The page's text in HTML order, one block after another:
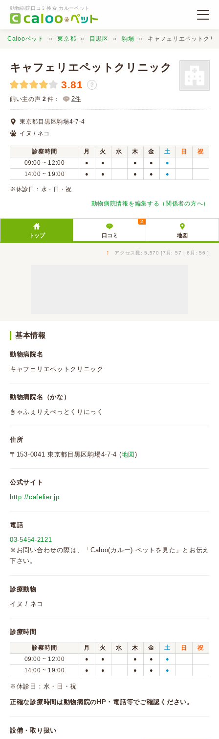
動物病院口コミ検索 カルーペット
動物病院検索
口コミ検索
Calooペットとは？
口コミ投稿
Calooペット 東京都 目黒区 駒場 キャフェリエペットクリ
キャフェリエペットクリニック
3.81 ？
飼い主の声 2 件： 2件
東京都目黒区駒場4-7-4
イヌ / ネコ
診察時間 月 火 水 木 金 土 日
祝
09:00 ~ 12:00
● ● ● ● ●
14:00 ~ 19:00 ● ● ● ● ●
※休診日：水・日・祝
動物病院情報を編集する（関係者の方へ）
トップ 口コミ
2
地図
↑ アクセス数: 5,570 [7月: 57 | 6月: 56 ]
基本情報
動物病院名
キャフェリエペットクリニック
動物病院名（かな）
きゃふぇりえぺっとくりにっく
住所
〒153-0041 東京都目黒区駒場4-7-4 (地図 )
公式サイト
http://cafelier.jp
電話
03-5454-2121
※お問い合わせの際は、「Caloo(カルー) ペットを見た」とお伝え
下さい。
診療動物
イヌ / ネコ
診療時間
診察時間 月 火 水 木 金 土 日
祝
09:00 ~ 12:00
● ● ● ● ●
14:00 ~ 19:00 ● ● ● ● ●
※休診日：水・日・祝
正確な診療時間は動物病院のHP・電話等でご確認ください。
設備・取り扱い